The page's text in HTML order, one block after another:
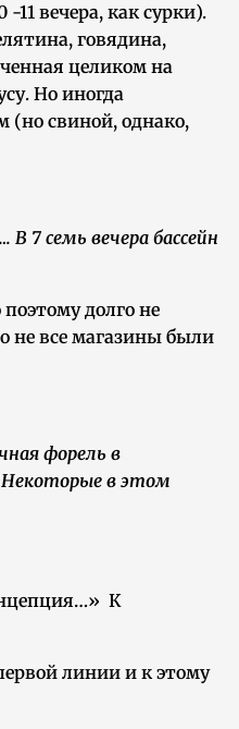
11 вечера, как сурки).
говядина,
целиком на
Но иногда
(но свиной, однако,
7 семь вечера бассейн
долго не
не все магазины были
форель в
Некоторые в этом
К
линии и к этому